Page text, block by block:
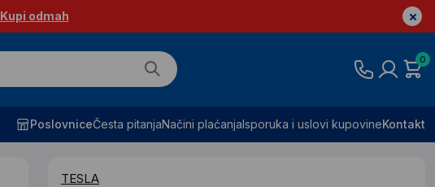
Kupi odmah
0
PoslovniceČesta pitanjaNačini plaćanjaIsporuka i uslovi kupovineKontakt
TESLA